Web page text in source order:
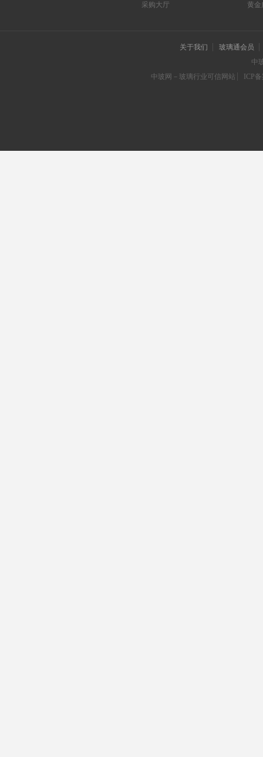
采购大厅
黄金
关于我们
玻璃通会员
中
中玻网－玻璃行业可信网站
ICP